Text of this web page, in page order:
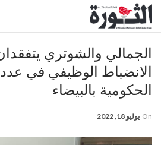
الجمالي والشوتري
الانضباط الوظيفي في
الحكومية بالبيضاء
On يوليو 18, 2022